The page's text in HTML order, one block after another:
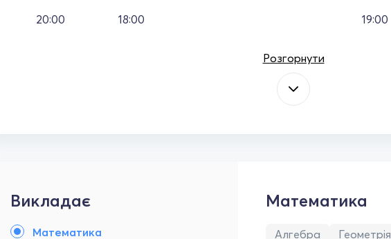
20:00 18:00 19:00
Розгорнути
Викладає
Математика
Математика
Алгебра Геометрія